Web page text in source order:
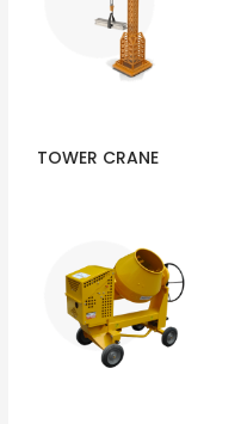
TOWER CRANE